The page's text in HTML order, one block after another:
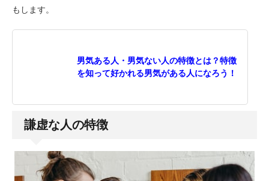
もします。
男気ある人・男気ない人の特徴とは？特徴
を知って好かれる男気がある人になろう！
謙虚な人の特徴